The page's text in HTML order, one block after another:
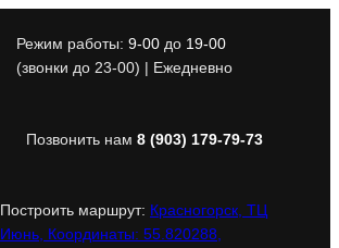
Режим работы: 9-00до 19-00
(звонки до 23-00) | Ежедневно
Позвонить нам 8 (903) 179-79-73
Построить маршрут: Красногорск, ТЦ
Июнь, Координаты: 55.820288,